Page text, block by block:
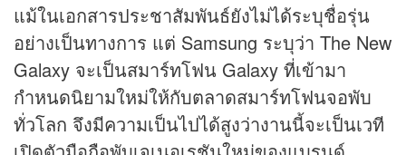
แม้ในเอกสารประชาสัมพันธ์ยังไม่ได้ระบุชื่อรุ่น
อย่างเป็นทางการ แต่ Samsung ระบุว่า The New
Galaxy จะเป็นสมาร์ทโฟน Galaxy ที่เข้ามา
กำหนดนิยามใหม่ให้กับตลาดสมาร์ทโฟนจอพับ
ทั่วโลก จึงมีความเป็นไปได้สูงว่างานนี้จะเป็นเวที